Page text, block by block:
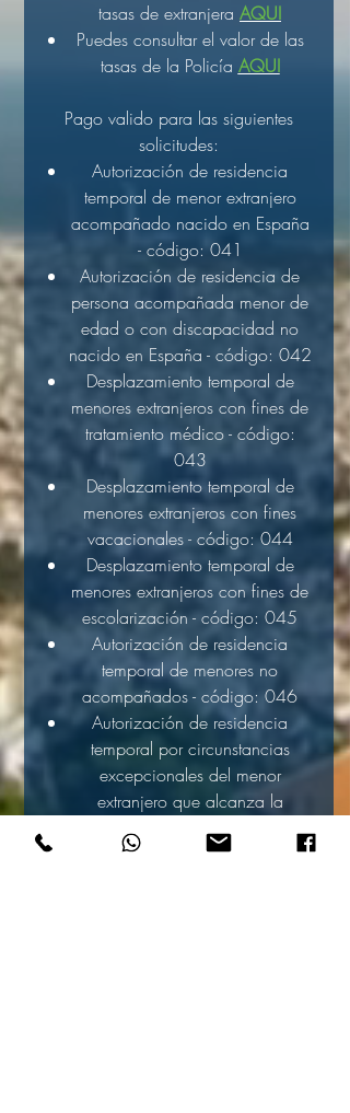
tasas de extranjera AQUI
Puedes consultar el valor de las
tasas de la Policía AQUI
Pago valido para las siguientes
solicitudes:
Autorización de residencia
temporal de menor extranjero
acompañado nacido en España
- código: 041
Autorización de residencia de
persona acompañada menor de
edad o con discapacidad no
nacido en España - código: 042
Desplazamiento temporal de
menores extranjeros con fines de
tratamiento médico - código:
043
Desplazamiento temporal de
menores extranjeros con fines
vacacionales - código: 044
Desplazamiento temporal de
menores extranjeros con fines de
escolarización - código: 045
Autorización de residencia
temporal de menores no
acompañados - código: 046
Autorización de residencia
temporal por circunstancias
excepcionales del menor
extranjero que alcanza la
mayoría de edad - código: 048